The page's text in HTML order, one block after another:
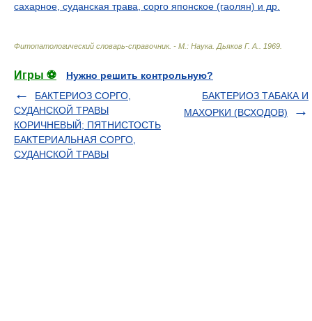
сахарное, суданская трава, сорго японское (гаолян) и др.
Фитопатологический словарь-справочник. - М.: Наука Дьяков Г. А. 1969
Игры ⚽
Нужно решить контрольную?
БАКТЕРИОЗ СОРГО,
СУДАНСКОЙ ТРАВЫ
КОРИЧНЕВЫЙ; ПЯТНИСТОСТЬ
БАКТЕРИАЛЬНАЯ СОРГО,
СУДАНСКОЙ ТРАВЫ
БАКТЕРИОЗ ТАБАКА И
МАХОРКИ (ВСХОДОВ)